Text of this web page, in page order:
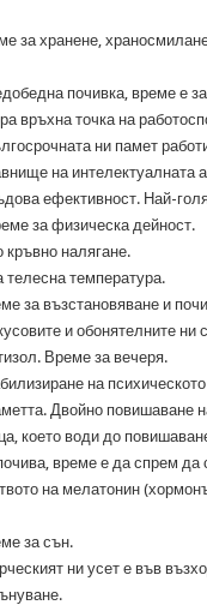
за хранене,
почивка, време е
връхна точка на
ни памет
на интелектуалната
ефективност. Най-
за физическа дейност.
кръвно налягане.
телесна температура.
за възстановяване и
и обонятелните ни
Време за вечеря.
на
Двойно повишаване
което води до
време е да спрем да
на мелатонин
за сън.
ни усет е във